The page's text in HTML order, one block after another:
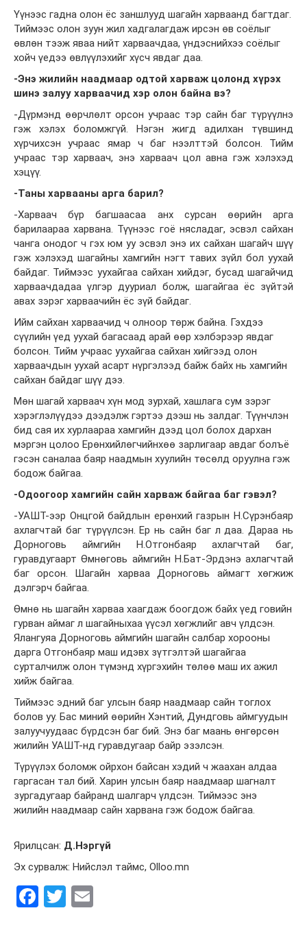
Үүнээс гадна олон ёс заншлууд шагайн харваанд багтдаг.
Тиймээс олон зуун жил хадгалагдаж ирсэн өв соёлыг
өвлөн тээж яваа нийт харваачдаа, үндэснийхээ соёлыг
хойч үедээ өвлүүлэхийг хүсч явдаг даа.
-Энэ жилийн наадмаар одтой харваж цолонд хүрэх
шинэ залуу харваачид хэр олон байна вэ?
-Дүрмэнд өөрчлөлт орсон учраас тэр сайн баг түрүүлнэ
гэж хэлэх боломжгүй. Нэгэн жигд адилхан түвшинд
хүрчихсэн учраас ямар ч баг нээлттэй болсон. Тийм
учраас тэр харваач, энэ харваач цол авна гэж хэлэхэд
хэцүү.
-Таны харвааны арга барил?
-Харваач бүр багшаасаа анх сурсан өөрийн арга
барилаараа харвана. Түүнээс гоё нясладаг, эсвэл сайхан
чанга онодог ч гэх юм уу эсвэл энэ их сайхан шагайч шүү
гэж хэлэхэд шагайны хамгийн нэгт тавих зүйл бол уухай
байдаг. Тиймээс уухайгаа сайхан хийдэг, бусад шагайчид
харваачдадаа үлгэр дууриал болж, шагайгаа ёс зүйтэй
авах зэрэг харваачийн ёс зүй байдаг.
Ийм сайхан харваачид ч олноор төрж байна. Гэхдээ
сүүлийн үед уухай багасаад арай өөр хэлбэрээр явдаг
болсон. Тийм учраас уухайгаа сайхан хийгээд олон
харваачдын уухай асарт нүргэлээд байж байх нь хамгийн
сайхан байдаг шүү дээ.
Мөн шагай харваач хүн мод зурхай, хашлага сум зэрэг
хэрэглэлүүдээ дээдэлж гэртээ дээш нь залдаг. Түүнчлэн
бид сая их хурлаараа хамгийн дээд цол болох дархан
мэргэн цолоо Ерөнхийлөгчийнхөө зарлигаар авдаг болъё
гэсэн саналаа баяр наадмын хуулийн төсөлд оруулна гэж
бодож байгаа.
-Одоогоор хамгийн сайн харваж байгаа баг гэвэл?
-УАШТ-ээр Онцгой байдлын ерөнхий газрын Н.Сүрэнбаяр
ахлагчтай баг түрүүлсэн. Ер нь сайн баг л даа. Дараа нь
Дорноговь аймгийн Н.Отгонбаяр ахлагчтай баг,
гуравдугаарт Өмнөговь аймгийн Н.Бат-Эрдэнэ ахлагчтай
баг орсон. Шагайн харваа Дорноговь аймагт хөгжиж
дэлгэрч байгаа.
Өмнө нь шагайн харваа хаагдаж боогдож байх үед говийн
гурван аймаг л шагайныхаа үүсэл хөгжлийг авч үлдсэн.
Ялангуяа Дорноговь аймгийн шагайн салбар хорооны
дарга Отгонбаяр маш идэвх зүтгэлтэй шагайгаа
сурталчилж олон түмэнд хүргэхийн төлөө маш их ажил
хийж байгаа.
Тиймээс эдний баг улсын баяр наадмаар сайн тоглох
болов уу. Бас миний өөрийн Хэнтий, Дундговь аймгуудын
залуучуудаас бүрдсэн баг бий. Энэ баг маань өнгөрсөн
жилийн УАШТ-нд гуравдугаар байр эзэлсэн.
Түрүүлэх боломж ойрхон байсан хэдий ч жаахан алдаа
гаргасан тал бий. Харин улсын баяр наадмаар шагналт
зургадугаар байранд шалгарч үлдсэн. Тиймээс энэ
жилийн наадмаар сайн харвана гэж бодож байгаа.
Ярилцсан: Д.Нэргүй
Эх сурвалж: Нийслэл таймс, Olloo.mn
Facebook
Twitter